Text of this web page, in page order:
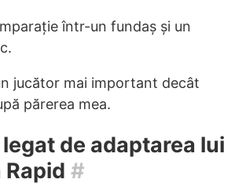
într-un fundaș și un
jucător mai important decât
părerea mea.
de adaptarea lui
Rapid #